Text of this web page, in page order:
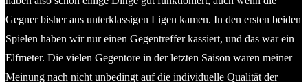
Gegner bisher aus unterklassigen Ligen kamen. In den ersten beiden
Spielen haben wir nur einen Gegentreffer kassiert, und das war ein
Elfmeter. Die vielen Gegentore in der letzten Saison waren meiner
Meinung nach nicht unbedingt auf die individuelle Qualität der